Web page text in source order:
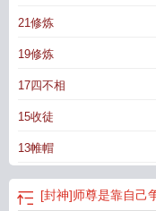
合，非传统神话
的师傅是谁
21修炼
19修炼
17四不相
15收徒
13帷帽
[封神]师尊是靠自己